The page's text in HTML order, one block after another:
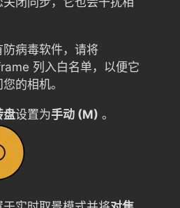
防病毒软件，请将
列入白名单，以便它
的相机。
盘设置为手动 (M) 。